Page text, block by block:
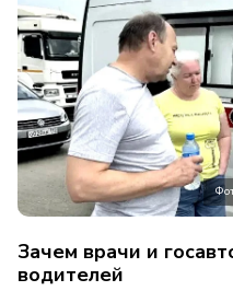
Зачем врачи и
водителей